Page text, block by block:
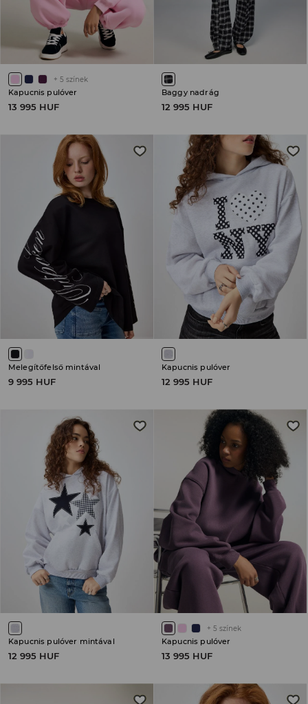
+ 5 színek
Kapucnis pulóver
13 995 HUF
Baggy nadrág
12 995 HUF
Melegítőfelső mintával
9 995 HUF
Kapucnis pulóver
12 995 HUF
Kapucnis pulóver mintával
12 995 HUF
+ 5 színek
Kapucnis pulóver
13 995 HUF